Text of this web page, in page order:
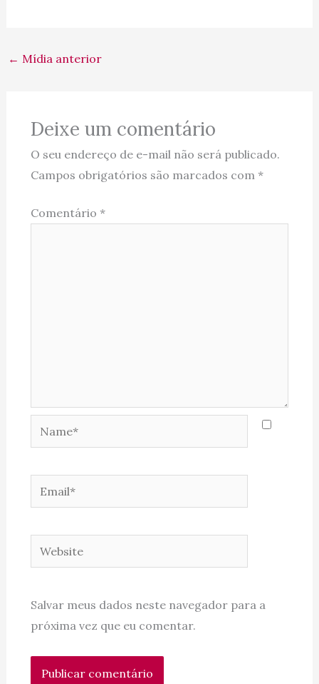
← Mídia anterior
Deixe um comentário
O seu endereço de e-mail não será publicado.
Campos obrigatórios são marcados com *
Comentário *
Name*
Email*
Website
Salvar meus dados neste navegador para a
próxima vez que eu comentar.